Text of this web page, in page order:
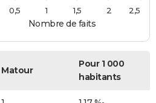
Nombre de faits
0,5 1 1,5 2 2,5
Matour
Pour 1 000
habitants